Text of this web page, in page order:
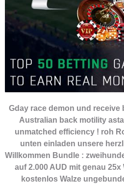
Gday race demon und receive
Australian back motility
unmatched efficiency ! roh
unten einladen unsere
Willkommen Bundle :
auf 2.000 AUD mit genau
kostenlos Walze